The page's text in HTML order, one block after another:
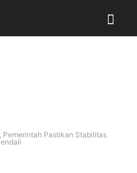
Pemerintah Pastikan Stabilitas